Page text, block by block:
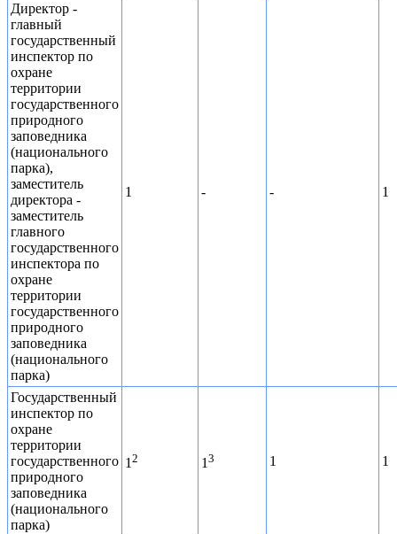
Директор -
главный
государственный
инспектор по
охране
территории
государственного
природного
заповедника
(национального
парка),
заместитель
директора -
заместитель
главного
государственного
инспектора по
охране
территории
государственного
природного
заповедника
(национального
парка)
1 - - 1
Государственный
инспектор по
охране
территории
государственного
природного
заповедника
(национального
парка)
12 13 1 1